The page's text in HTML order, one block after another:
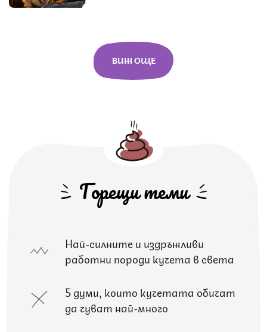
ВИЖ ОЩЕ
Горещи теми
Най-силните и издръжливи
работни породи кучета в света
5 думи, които кучетата обичат
да чуват най-много